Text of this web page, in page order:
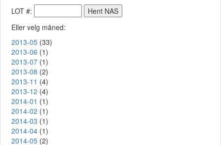
LOT #:
Eller velg måned:
2013-05 (33)
2013-06 (1)
2013-07 (1)
2013-08 (2)
2013-11 (4)
2013-12 (4)
2014-01 (1)
2014-02 (1)
2014-03 (1)
2014-04 (1)
2014-05 (2)